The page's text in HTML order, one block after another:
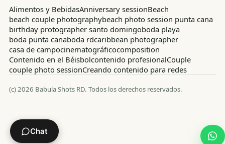
Alimentos y BebidasAnniversary sessionBeach
beach couple photographybeach photo session punta cana
birthday protographer santo domingoboda playa
boda punta canaboda rdcaribbean photographer
casa de campocinematográficocomposition
Contenido en el Béisbolcontenido profesionalCouple
couple photo sessionCreando contenido para redes
(c)2026 Babula Shots RD. Todos los derechos reservados.
Chat